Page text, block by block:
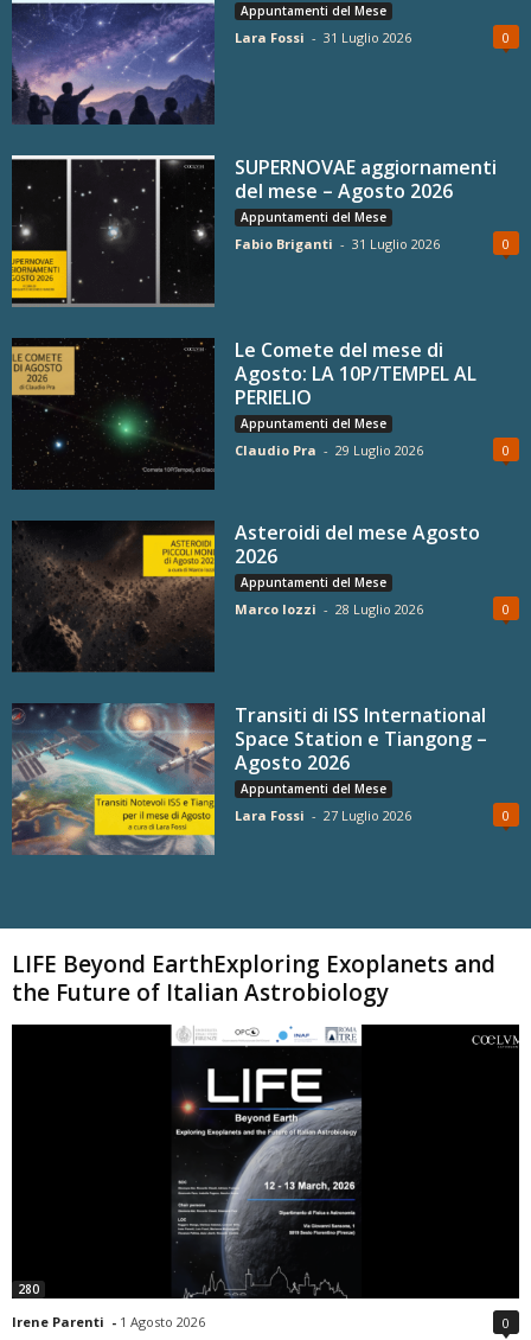
Appuntamenti del Mese
Lara Fossi - 31 Luglio 2026 0
SUPERNOVAE aggiornamenti
del mese – Agosto 2026
Appuntamenti del Mese
Fabio Briganti - 31 Luglio 2026 0
Le Comete del mese di
Agosto: LA 10P/TEMPEL AL
PERIELIO
Appuntamenti del Mese
Claudio Pra - 29 Luglio 2026 0
Asteroidi del mese Agosto
2026
Appuntamenti del Mese
Marco Iozzi - 28 Luglio 2026 0
Transiti di ISS International
Space Station e Tiangong –
Agosto 2026
Appuntamenti del Mese
Lara Fossi - 27 Luglio 2026 0
LIFE Beyond EarthExploring Exoplanets and
the Future of Italian Astrobiology
280
Irene Parenti - 1 Agosto 2026 0